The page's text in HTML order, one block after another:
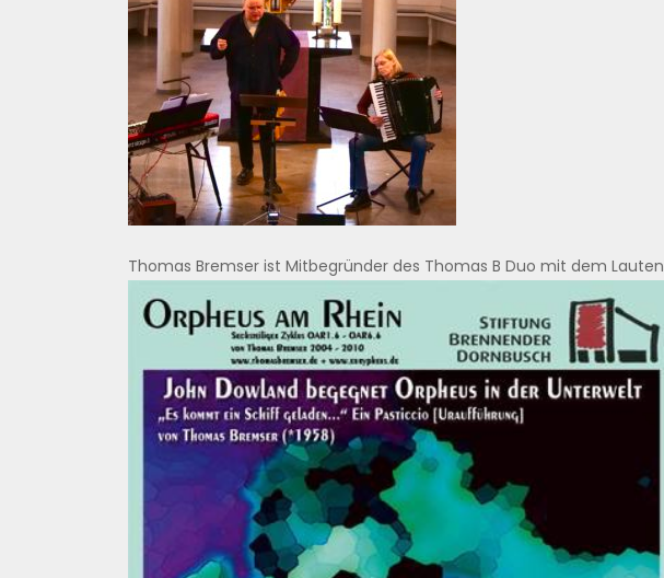
Thomas Bremser ist Mitbegründer des Thomas B Duo mit dem